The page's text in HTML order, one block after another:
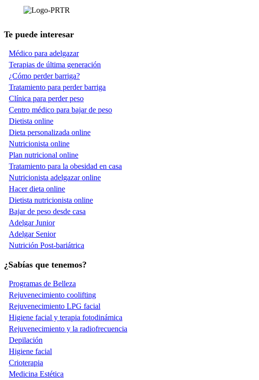
Te puede interesar
Médico para adelgazar
Terapias de última generación
¿Cómo perder barriga?
Tratamiento para perder barriga
Clínica para perder peso
Centro médico para bajar de peso
Dietista online
Dieta personalizada online
Nutricionista online
Plan nutricional online
Tratamiento para la obesidad en casa
Nutricionista adelgazar online
Hacer dieta online
Dietista nutricionista online
Bajar de peso desde casa
Adelgar Junior
Adelgar Senior
Nutrición Post-bariátrica
¿Sabías que tenemos?
Programas de Belleza
Rejuvenecimiento coolifting
Rejuvenecimiento LPG facial
Higiene facial y terapia fotodinámica
Rejuvenecimiento y la radiofrecuencia
Depilación
Higiene facial
Crioterapia
Medicina Estética